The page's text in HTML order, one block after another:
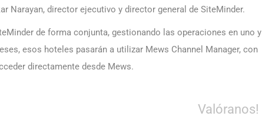
Narayan, director ejecutivo y director general de SiteMinder.
de forma conjunta, gestionando las operaciones en uno y
esos hoteles pasarán a utilizar Mews Channel Manager, con
directamente desde Mews.
Valóranos!